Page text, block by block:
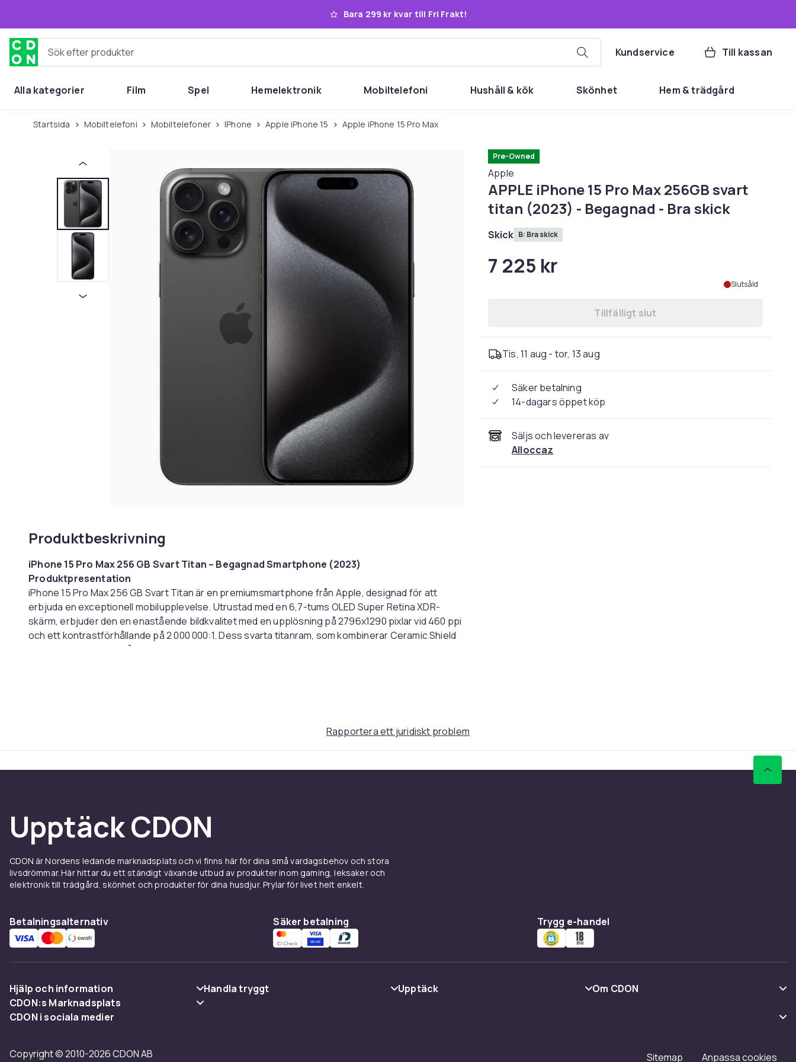
Bara 299 kr kvar till Fri Frakt!
Sök efter produkter Kundservice Till kassan
Alla kategorier Film Spel Hemelektronik Mobiltelefoni Hushåll & kök Skönhet Hem & trädgård
Startsida Mobiltelefoni Mobiltelefoner iPhone Apple iPhone 15 Apple iPhone 15 Pro Max
Produktbeskrivning
iPhone 15 Pro Max 256 GB Svart Titan – Begagnad Smartphone (2023)
Produktpresentation
iPhone 15 Pro Max 256 GB Svart Titan är en premiumsmartphone från Apple, designad för att
erbjuda en exceptionell mobilupplevelse. Utrustad med en 6,7-tums OLED Super Retina XDR-
skärm, erbjuder den en enastående bildkvalitet med en upplösning på 2796x1290 pixlar vid 460 ppi
och ett kontrastförhållande på 2 000 000:1. Dess svarta titanram, som kombinerar Ceramic Shield
och glas, garanterar både robusthet och elegans. Modellen har den kraftfulla Apple A17 Pro-
säkerställer den snabb och pålitlig uppkoppling. iPhone 15 Pro Max är också utrustad med Dolby
- Internminneskapacitet: 256 GB
- Färg: Svart Titan
- Skick: Begagnad, godkänt skick
- Vikt: 221 g
Skärm
- Storlek: 6,7 tum
- Teknik: OLED Super Retina XDR
- Kontrast: 2 000 000:1
- Maximal ljusstyrka: 1 000 nits (standard)
- Visningsformat: 4K
Prestanda och lagring
Pre-Owned
Apple
APPLE iPhone 15 Pro Max 256GB svart
titan (2023) - Begagnad - Bra skick
Skick B: Bra skick
7 225 kr
Slutsåld
Tillfälligt slut
Tis, 11 aug - tor, 13 aug
Säker betalning
14-dagars öppet köp
Säljs och levereras av
Alloccaz
Rapportera ett juridiskt problem
Upptäck CDON
CDON är Nordens ledande marknadsplats och vi finns här för dina små vardagsbehov och stora
livsdrömmar. Här hittar du ett ständigt växande utbud av produkter inom gaming, leksaker och
elektronik till trädgård, skönhet och produkter för dina husdjur. Prylar för livet helt enkelt.
Betalningsalternativ Säker betalning Trygg e-handel
Hjälp och information
Vanliga frågor
Ångra & Returnera här
Handla tryggt
Upptäck
Om CDON
Karriär på CDON
CDON:s Marknadsplats
Sälj på CDON
CDON i sociala medier
Copyright © 2010-2026 CDON AB
Sitemap Anpassa cookies